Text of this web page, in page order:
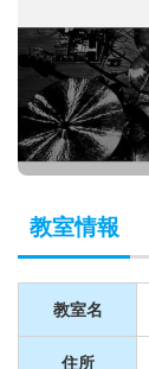
教室情報
教室名
住所